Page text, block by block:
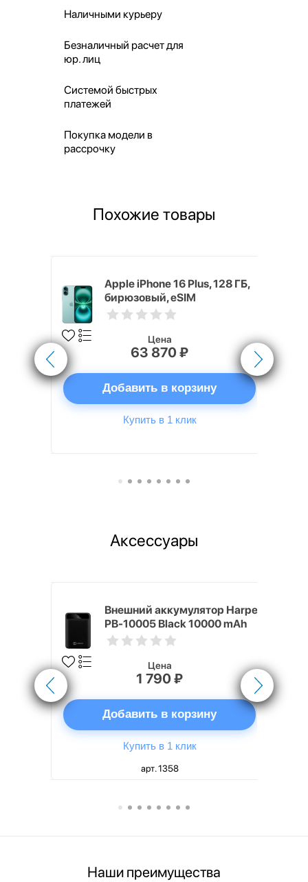
Наличными курьеру
Безналичный расчет для
юр. лиц
Системой быстрых
платежей
Покупка модели в
рассрочку
Похожие товары
Apple iPhone 16 Plus, 128 ГБ,
бирюзовый, eSIM
Цена
63 870 ₽
Добавить в корзину
Купить в 1 клик
Аксессуары
Внешний аккумулятор Harper
PB-10005 Black 10000 mAh
Цена
1 790 ₽
Добавить в корзину
Купить в 1 клик
арт. 1358
Наши преимущества